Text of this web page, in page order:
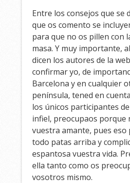
Entre los consejos que se
que os comento se
para que no os pillen con
masa. Y muy importante,
dicen los autores de la
confirmar yo, de
Barcelona y en cualquier
península, tened en
los únicos participantes
infiel, preocupaos porque
vuestra amante, pues
todo patas arriba y
espantosa vuestra vida.
ella tanto como os
vosotros mismo.